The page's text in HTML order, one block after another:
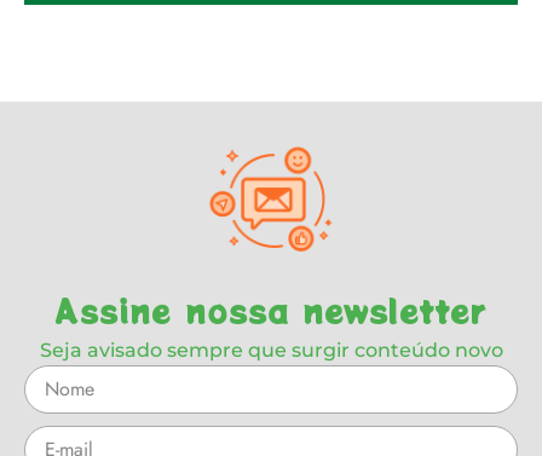
Assine nossa newsletter
Seja avisado sempre que surgir conteúdo novo